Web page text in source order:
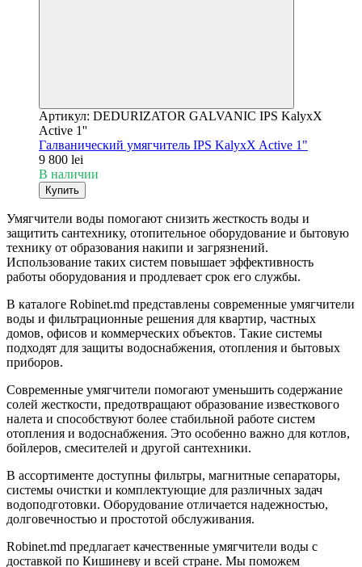
Артикул: DEDURIZATOR GALVANIC IPS KalyxX
Active 1''
Галванический умягчитель IPS KalyxX Active 1"
9 800 lei
В наличии
Купить
Умягчители воды помогают снизить жесткость воды и
защитить сантехнику, отопительное оборудование и бытовую
технику от образования накипи и загрязнений.
Использование таких систем повышает эффективность
работы оборудования и продлевает срок его службы.
В каталоге Robinet.md представлены современные умягчители
воды и фильтрационные решения для квартир, частных
домов, офисов и коммерческих объектов. Такие системы
подходят для защиты водоснабжения, отопления и бытовых
приборов.
Современные умягчители помогают уменьшить содержание
солей жесткости, предотвращают образование известкового
налета и способствуют более стабильной работе систем
отопления и водоснабжения. Это особенно важно для котлов,
бойлеров, смесителей и другой сантехники.
В ассортименте доступны фильтры, магнитные сепараторы,
системы очистки и комплектующие для различных задач
водоподготовки. Оборудование отличается надежностью,
долговечностью и простотой обслуживания.
Robinet.md предлагает качественные умягчители воды с
доставкой по Кишиневу и всей стране. Мы поможем